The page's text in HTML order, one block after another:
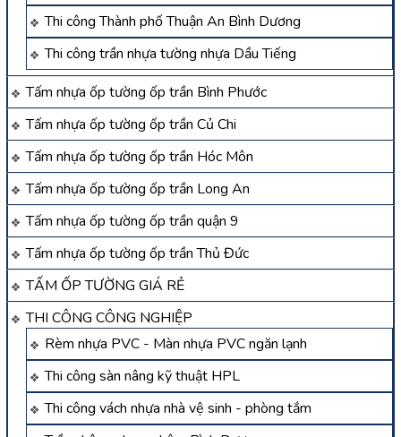
Thi công Thành phố Thuận An Bình Dương
Thi công trần nhựa tường nhựa Dầu Tiếng
Tấm nhựa ốp tường ốp trần Bình Phước
Tấm nhựa ốp tường ốp trần Củ Chi
Tấm nhựa ốp tường ốp trần Hóc Môn
Tấm nhựa ốp tường ốp trần Long An
Tấm nhựa ốp tường ốp trần quận 9
Tấm nhựa ốp tường ốp trần Thủ Đức
TẤM ỐP TƯỜNG GIÁ RẺ
THI CÔNG CÔNG NGHIỆP
Rèm nhựa PVC - Màn nhựa PVC ngăn lạnh
Thi công sàn nâng kỹ thuật HPL
Thi công vách nhựa nhà vệ sinh - phòng tắm